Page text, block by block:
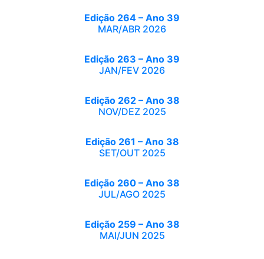
Edição 264 – Ano 39
MAR/ABR 2026
Edição 263 – Ano 39
JAN/FEV 2026
Edição 262 – Ano 38
NOV/DEZ 2025
Edição 261 – Ano 38
SET/OUT 2025
Edição 260 – Ano 38
JUL/AGO 2025
Edição 259 – Ano 38
MAI/JUN 2025